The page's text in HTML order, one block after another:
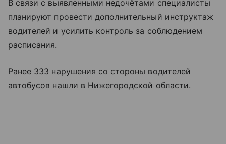
В связи с выявленными недочётами специалисты
планируют провести дополнительный инструктаж
водителей и усилить контроль за соблюдением
расписания.
Ранее 333 нарушения со стороны водителей
автобусов нашли в Нижегородской области.